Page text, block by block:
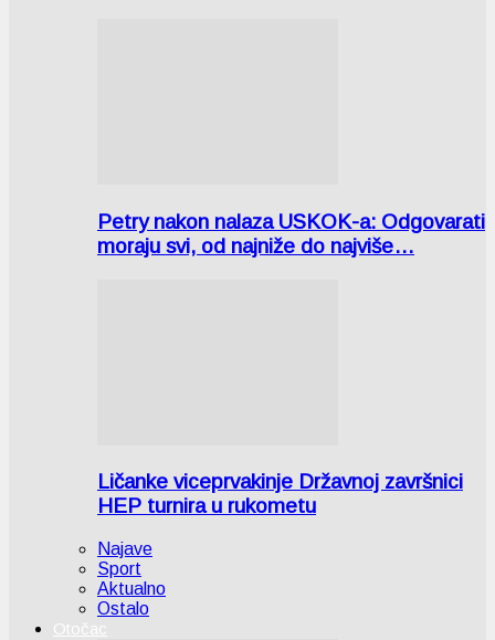
Petry nakon nalaza USKOK-a: Odgovarati
moraju svi, od najniže do najviše…
Ličanke viceprvakinje Državnoj završnici
HEP turnira u rukometu
Najave
Sport
Aktualno
Ostalo
Otočac